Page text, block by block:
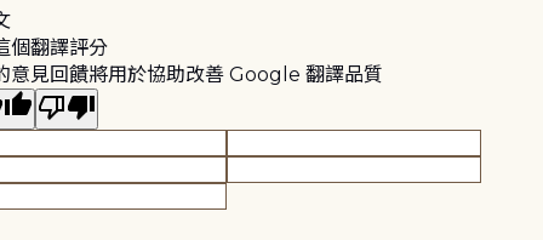
個翻譯評分
意見回饋將用於協助改善 Google 翻譯品質